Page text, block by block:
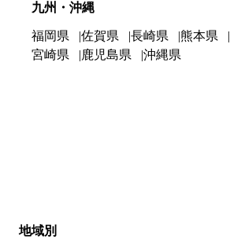
九州・沖縄
福岡県 佐賀県 長崎県 熊本県
宮崎県
鹿児島県 沖縄県
地域別